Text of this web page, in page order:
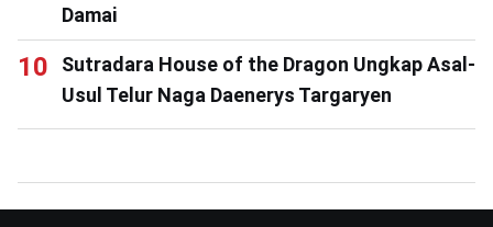
Damai
Sutradara House of the Dragon Ungkap Asal-
Usul Telur Naga Daenerys Targaryen